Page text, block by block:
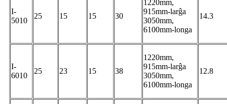
I-
5010
25 15 15 30
1220mm,
915mm-larĝa
3050mm,
6100mm-longa
14.3
I-
6010
25 23 15 38
1220mm,
915mm-larĝa
3050mm,
6100mm-longa
12.8